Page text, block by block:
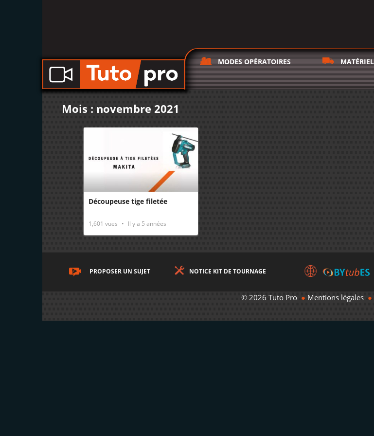
MODES OPÉRATOIRES
Mois : novembre 2021
Découpeuse tige filetée
1,601 vues Il y a 5 années
PROPOSER UN SUJET NOTICE KIT DE TOURNAGE
© 2026 Tuto Pro ● Mentions légales ●